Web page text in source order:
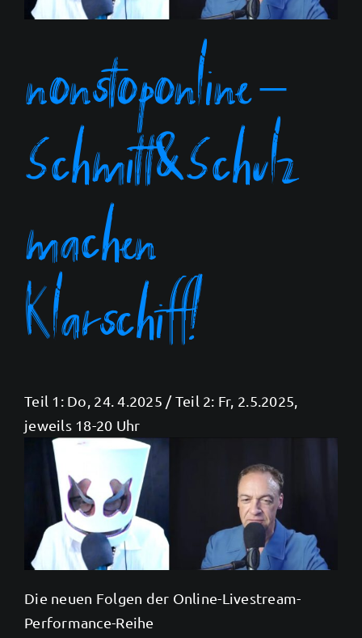
nonstoponline –
Schmitt&Schulz
machen
Klarschiff!
Teil 1: Do, 24. 4.2025 / Teil 2: Fr, 2.5.2025,
jeweils 18-20 Uhr
Die neuen Folgen der Online-Livestream-
Performance-Reihe